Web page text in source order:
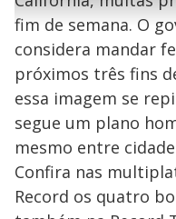
g
n
d
s
e
n
o
M
u
d
o
fim de semana. O
considera mandar
próximos três fins
essa imagem se
segue um plano
mesmo entre
Confira nas
Record os quatro